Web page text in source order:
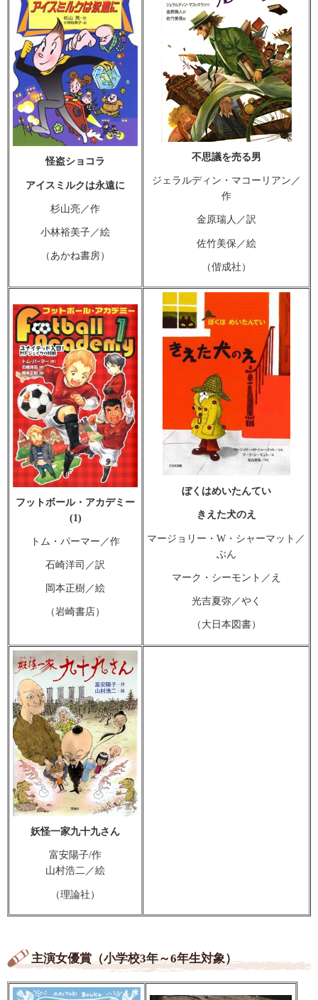
怪盗ショコラ
アイスミルクは永遠に
杉山亮／作
小林裕美子／絵
（あかね書房）
不思議を売る男
ジェラルディン・マコーリアン／
作
金原瑞人／訳
佐竹美保／絵
（偕成社）
フットボール・アカデミー
(1)
トム・パーマー／作
石崎洋司／訳
岡本正樹／絵
（岩崎書店）
ぼくはめいたんてい
きえた犬のえ
マージョリー・W・シャーマット／
ぶん
マーク・シーモント／え
光吉夏弥／やく
（大日本図書）
妖怪一家九十九さん
富安陽子/作
山村浩二／絵
（理論社）
主演女優賞（小学校3年～6年生対象）